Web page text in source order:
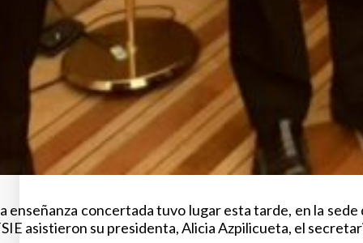
enseñanza concertada tuvo lugar esta tarde, en la
asistieron su presidenta, Alicia Azpilicueta, el